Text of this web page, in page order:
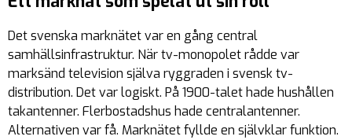
Det svenska marknätet var en gång central
samhällsinfrastruktur. När tv-monopolet rådde var
marksänd television själva ryggraden i svensk tv-
distribution. Det var logiskt. På 1900-talet hade hushållen
takantenner. Flerbostadshus hade centralantenner.
Alternativen var få. Marknätet fyllde en självklar funktion.